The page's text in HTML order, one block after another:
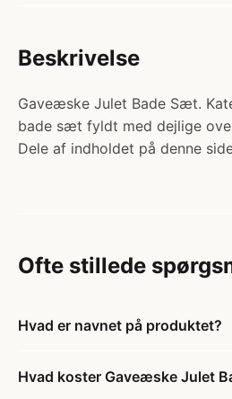
Beskrivelse
Gaveæske Julet Bade Sæt.
bade sæt fyldt med dejlige
Dele af indholdet på denne
Ofte stillede
Hvad er navnet på produktet?
Hvad koster Gaveæske Julet